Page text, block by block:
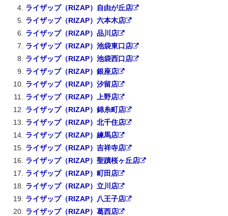
ライザップ（RIZAP）自由が丘店
ライザップ（RIZAP）六本木店
ライザップ（RIZAP）品川店
ライザップ（RIZAP）池袋東口店
ライザップ（RIZAP）池袋西口店
ライザップ（RIZAP）銀座店
ライザップ（RIZAP）汐留店
ライザップ（RIZAP）上野店
ライザップ（RIZAP）錦糸町店
ライザップ（RIZAP）北千住店
ライザップ（RIZAP）練馬店
ライザップ（RIZAP）吉祥寺店
ライザップ（RIZAP）聖蹟桜ヶ丘店
ライザップ（RIZAP）町田店
ライザップ（RIZAP）立川店
ライザップ（RIZAP）八王子店
ライザップ（RIZAP）葛西店